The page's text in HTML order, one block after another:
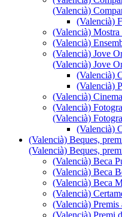
(Valencià)
(Valencià)
(Valencià)
(Valencià)
(Valencià) Jove
(Valencià) Jove
(Valencià)
(Valencià)
(Valencià) Cinema
(Valencià)
(Valencià)
(Valencià)
(Valencià) Beques,
(Valencià) Beques,
(Valencià) Beca
(Valencià) Beca
(Valencià) Beca
(Valencià)
(Valencià)
(Valencià) Premi